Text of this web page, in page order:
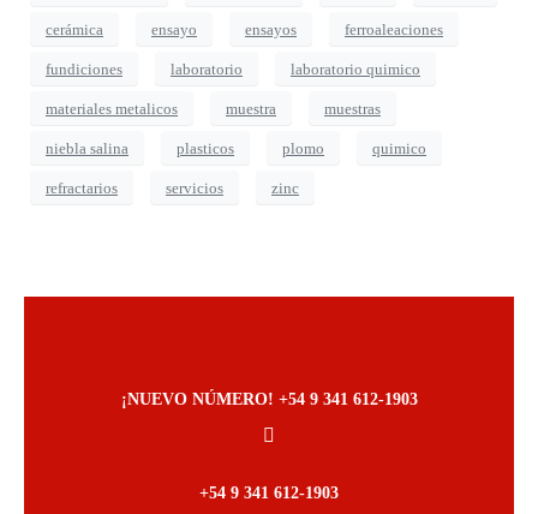
cerámica ensayo ensayos ferroaleaciones
fundiciones laboratorio laboratorio quimico
materiales metalicos muestra muestras
niebla salina plasticos plomo quimico
refractarios servicios zinc
¡NUEVO NÚMERO! +54 9 341 612-1903
+54 9 341 612-1903